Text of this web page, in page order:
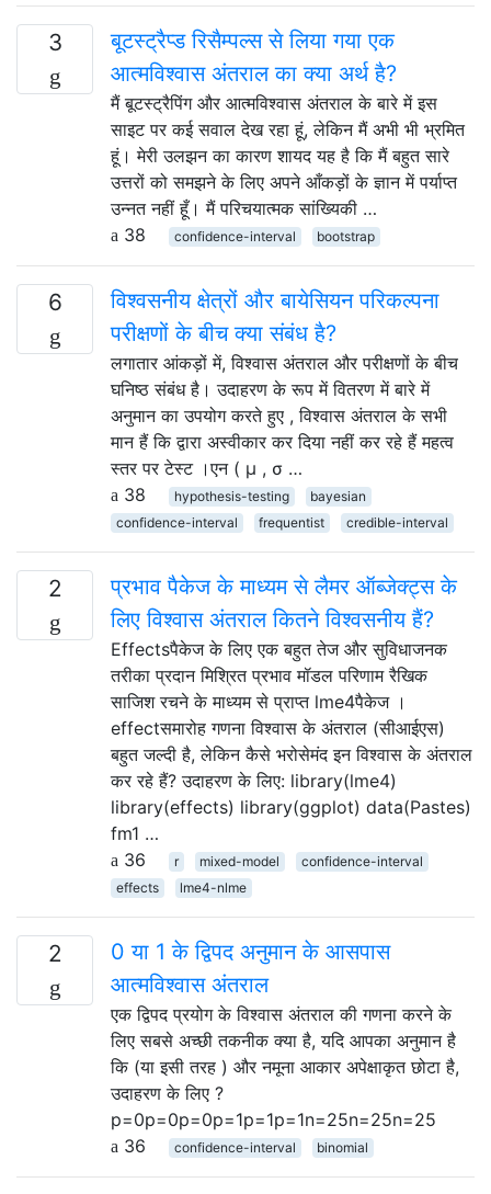
3
बूटस्ट्रैप्ड रिसैम्पल्स से लिया गया एक
आत्मविश्वास अंतराल का क्या अर्थ है?
मैं बूटस्ट्रैपिंग और आत्मविश्वास अंतराल के बारे में इस
साइट पर कई सवाल देख रहा हूं, लेकिन मैं अभी भी भ्रमित
हूं। मेरी उलझन का कारण शायद यह है कि मैं बहुत सारे
उत्तरों को समझने के लिए अपने आँकड़ों के ज्ञान में पर्याप्त
उन्नत नहीं हूँ। मैं परिचयात्मक सांख्यिकी …
38
confidence-interval bootstrap
6
विश्वसनीय क्षेत्रों और बायेसियन परिकल्पना
परीक्षणों के बीच क्या संबंध है?
लगातार आंकड़ों में, विश्वास अंतराल और परीक्षणों के बीच
घनिष्ठ संबंध है। उदाहरण के रूप में वितरण में बारे में
अनुमान का उपयोग करते हुए , विश्वास अंतराल के सभी
मान हैं कि द्वारा अस्वीकार कर दिया नहीं कर रहे हैं महत्व
स्तर पर टेस्ट ।एन ( μ , σ …
38
hypothesis-testing
bayesian
confidence-interval
frequentist credible-interval
2
प्रभाव पैकेज के माध्यम से लैमर ऑब्जेक्ट्स के
लिए विश्वास अंतराल कितने विश्वसनीय हैं?
Effectsपैकेज के लिए एक बहुत तेज और सुविधाजनक
तरीका प्रदान मिश्रित प्रभाव मॉडल परिणाम रैखिक
साजिश रचने के माध्यम से प्राप्त lme4पैकेज ।
effectसमारोह गणना विश्वास के अंतराल (सीआईएस)
बहुत जल्दी है, लेकिन कैसे भरोसेमंद इन विश्वास के अंतराल
कर रहे हैं? उदाहरण के लिए: library(lme4)
library(effects) library(ggplot) data(Pastes)
fm1 …
36
r mixed-model
confidence-interval
effects
lme4-nlme
2
0 या 1 के द्विपद अनुमान के आसपास
आत्मविश्वास अंतराल
एक द्विपद प्रयोग के विश्वास अंतराल की गणना करने के
लिए सबसे अच्छी तकनीक क्या है, यदि आपका अनुमान है
कि (या इसी तरह ) और नमूना आकार अपेक्षाकृत छोटा है,
उदाहरण के लिए ?
p=0p=0p=0p=1p=1p=1n=25n=25n=25
36
confidence-interval binomial